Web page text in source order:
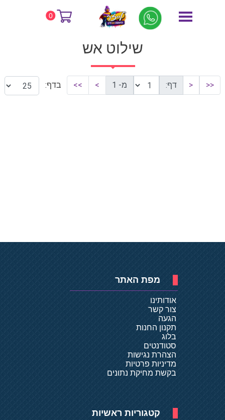
0 דף הבית שילוט אש
שילוט אש
<<
< דף: מ- 1 >
>> בדף:
מפת האתר
אודותינו
צור קשר
הגעה
תקנון החנות
בלוג
סטודנטים
הצהרת נגישות
מדיניות פרטיות
בקשת מחיקת נתונים
קטגוריות ראשיות